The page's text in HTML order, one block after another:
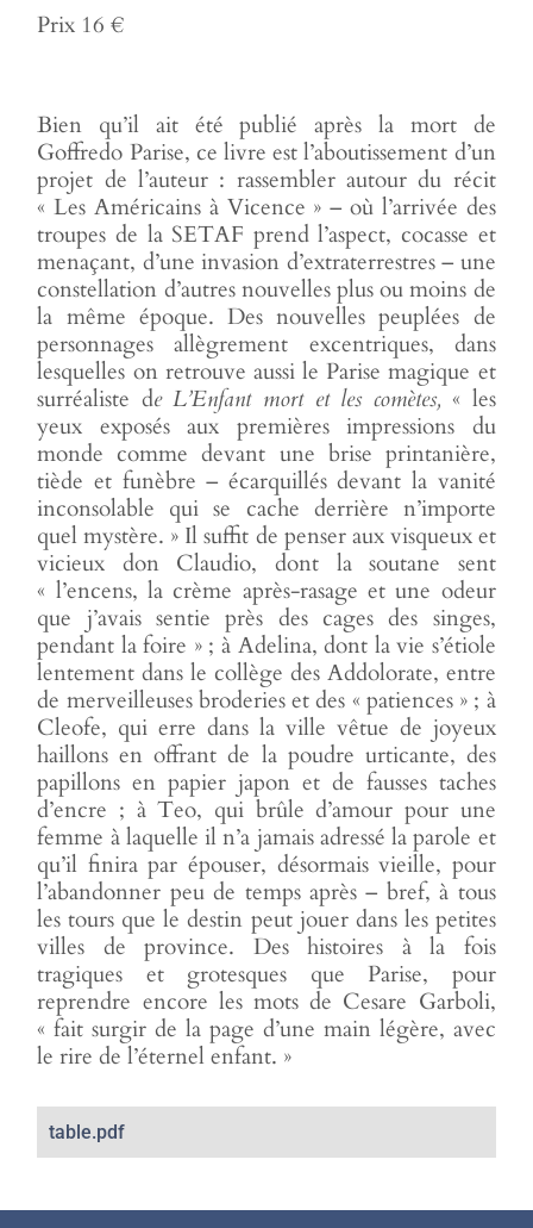
Prix 16 €
Bien qu’il ait été publié après la mort de
Goffredo Parise, ce livre est l’aboutissement d’un
projet de l’auteur : rassembler autour du récit
« Les Américains à Vicence » – où l’arrivée des
troupes de la SETAF prend l’aspect, cocasse et
menaçant, d’une invasion d’extraterrestres – une
constellation d’autres nouvelles plus ou moins de
la même époque. Des nouvelles peuplées de
personnages allègrement excentriques, dans
lesquelles on retrouve aussi le Parise magique et
surréaliste de L’Enfant mort et les comètes, « les
yeux exposés aux premières impressions du
monde comme devant une brise printanière,
tiède et funèbre – écarquillés devant la vanité
inconsolable qui se cache derrière n’importe
quel mystère. » Il suffit de penser aux visqueux et
vicieux don Claudio, dont la soutane sent
« l’encens, la crème après-rasage et une odeur
que j’avais sentie près des cages des singes,
pendant la foire » ; à Adelina, dont la vie s’étiole
lentement dans le collège des Addolorate, entre
de merveilleuses broderies et des « patiences » ; à
Cleofe, qui erre dans la ville vêtue de joyeux
haillons en offrant de la poudre urticante, des
papillons en papier japon et de fausses taches
d’encre ; à Teo, qui brûle d’amour pour une
femme à laquelle il n’a jamais adressé la parole et
qu’il finira par épouser, désormais vieille, pour
l’abandonner peu de temps après – bref, à tous
les tours que le destin peut jouer dans les petites
villes de province. Des histoires à la fois
tragiques et grotesques que Parise, pour
reprendre encore les mots de Cesare Garboli,
« fait surgir de la page d’une main légère, avec
le rire de l’éternel enfant. »
table.pdf